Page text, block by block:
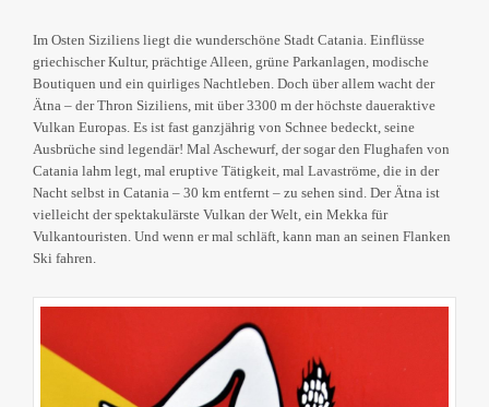
Im Osten Siziliens liegt die wunderschöne Stadt Catania. Einflüsse
griechischer Kultur, prächtige Alleen, grüne Parkanlagen, modische
Boutiquen und ein quirliges Nachtleben. Doch über allem wacht der
Ätna – der Thron Siziliens, mit über 3300 m der höchste daueraktive
Vulkan Europas. Es ist fast ganzjährig von Schnee bedeckt, seine
Ausbrüche sind legendär! Mal Aschewurf, der sogar den Flughafen von
Catania lahm legt, mal eruptive Tätigkeit, mal Lavaströme, die in der
Nacht selbst in Catania – 30 km entfernt – zu sehen sind. Der Ätna ist
vielleicht der spektakulärste Vulkan der Welt, ein Mekka für
Vulkantouristen. Und wenn er mal schläft, kann man an seinen Flanken
Ski fahren.